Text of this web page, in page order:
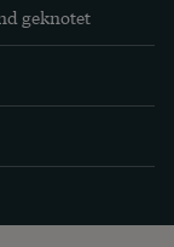
geknotet